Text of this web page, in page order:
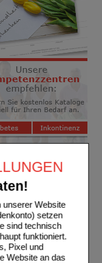
unserer Website
setzen
sind technisch
funktioniert.
Pixel und
Website an das